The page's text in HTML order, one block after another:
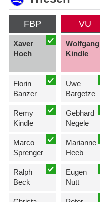
FBP
Xaver
Hoch
Florin
Banzer
Remy
Kindle
Marco
Sprenger
Ralph
Beck
VU
Wolfgang
Kindle
Uwe
Bargetze
Gebhard
Negele
Marianne
Heeb
Eugen
Nutt